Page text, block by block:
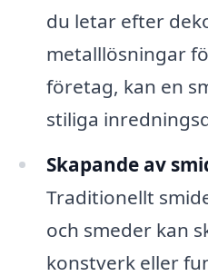
du letar efter
metalllösningar
företag, kan en
stiliga
Skapande av
Traditionellt
och smeder kan
konstverk eller